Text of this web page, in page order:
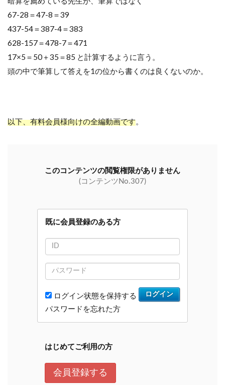
67-28＝47-8 ＝39
437-54＝387-4＝383
628-157＝478-7＝471
17×5＝ 50＋35 ＝85 と計算するように言う。
頭の中で筆算して答えを1の位から書くのは良くないのか。
以下、有料会員様向けの全編動画です。